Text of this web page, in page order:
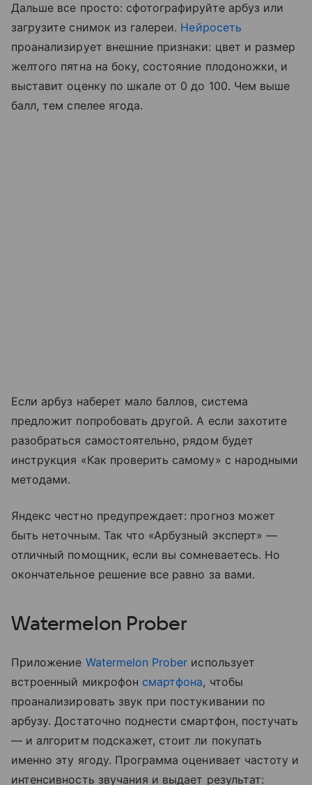
Дальше все просто: сфотографируйте арбуз или
загрузите снимок из галереи. Нейросеть
проанализирует внешние признаки: цвет и размер
желтого пятна на боку, состояние плодоножки, и
выставит оценку по шкале от 0 до 100. Чем выше
балл, тем спелее ягода.
Если арбуз наберет мало баллов, система
предложит попробовать другой. А если захотите
разобраться самостоятельно, рядом будет
инструкция «Как проверить самому» с народными
методами.
Яндекс честно предупреждает: прогноз может
быть неточным. Так что «Арбузный эксперт» —
отличный помощник, если вы сомневаетесь. Но
окончательное решение все равно за вами.
Watermelon Prober
Приложение Watermelon Prober использует
встроенный микрофон смартфона, чтобы
проанализировать звук при постукивании по
арбузу. Достаточно поднести смартфон, постучать
— и алгоритм подскажет, стоит ли покупать
именно эту ягоду. Программа оценивает частоту и
интенсивность звучания и выдает результат: